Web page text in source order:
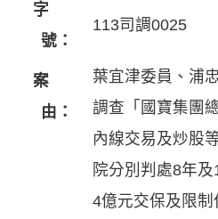
字
號：
113司調0025
案
由：
葉宜津委員、浦
調查「國寶集團
內線交易及炒股
院分別判處8年
4億元交保及限